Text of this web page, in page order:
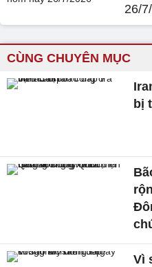
26/
CÙNG CHUYÊN MỤC
bị
Vì